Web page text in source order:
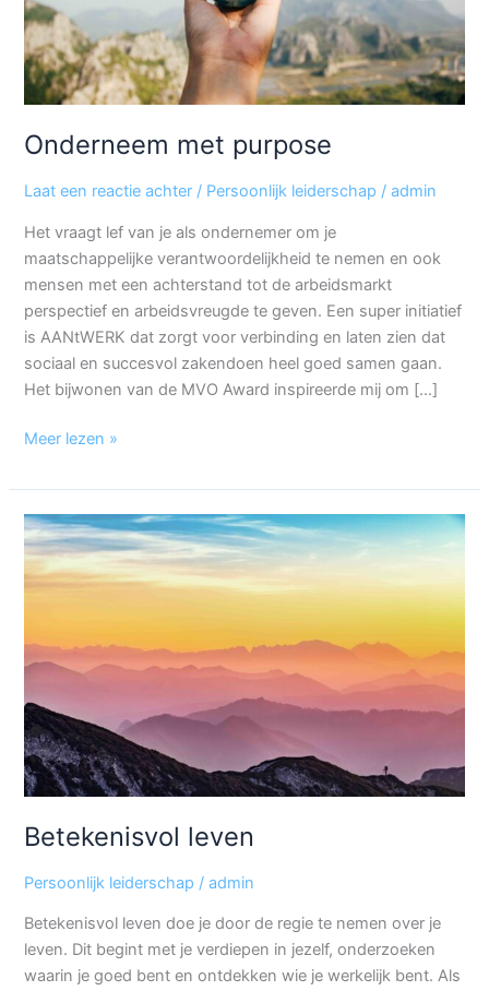
Onderneem met purpose
Laat een reactie achter / Persoonlijk leiderschap /admin
Het vraagt lef van je als ondernemer om je
maatschappelijke verantwoordelijkheid te nemen en ook
mensen met een achterstand tot de arbeidsmarkt
perspectief en arbeidsvreugde te geven. Een super initiatief
is AANtWERK dat zorgt voor verbinding en laten zien dat
sociaal en succesvol zakendoen heel goed samen gaan.
Het bijwonen van de MVO Award inspireerde mij om […]
Meer lezen »
Betekenisvol leven
Persoonlijk leiderschap /admin
Betekenisvol leven doe je door de regie te nemen over je
leven. Dit begint met je verdiepen in jezelf, onderzoeken
waarin je goed bent en ontdekken wie je werkelijk bent. Als
Betekenisvol
leven